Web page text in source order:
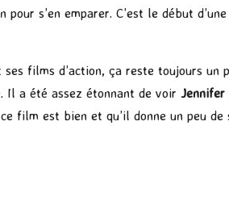
s’en emparer. C’est le début
ses films d’action, ça reste toujours un
Il a été assez étonnant de voir Jennifer
film est bien et qu’il donne un peu